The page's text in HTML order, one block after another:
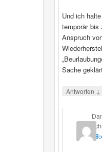
Und ich
temporär bis
Anspruch
Sache
Antworten ↓